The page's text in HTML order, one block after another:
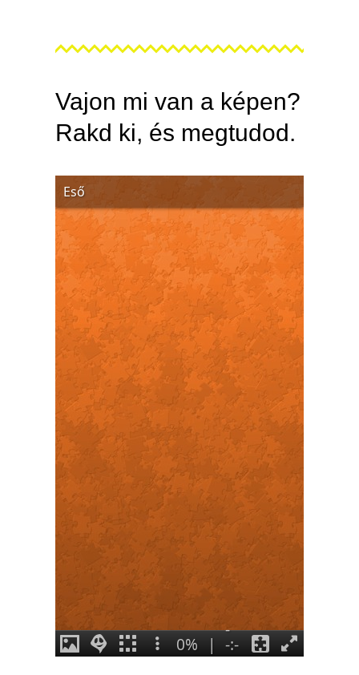
Vajon mi van a képen?
Rakd ki, és megtudod.